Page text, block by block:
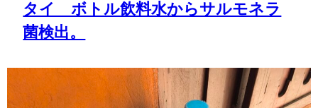
タイ ボトル飲料水からサルモネラ
菌検出。